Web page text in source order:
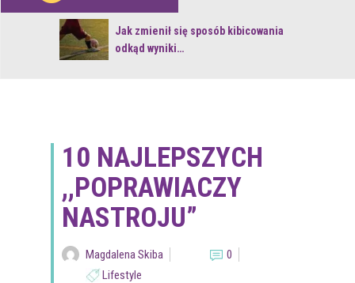
Jak zmienił się sposób kibicowania
odkąd wyniki…
10 NAJLEPSZYCH
,,POPRAWIACZY
NASTROJU”
Magdalena Skiba
0
Lifestyle